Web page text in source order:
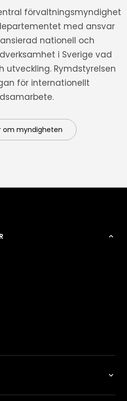
förvaltningsmyndighet
med ansvar
nationell och
i Sverige vad
utveckling. Rymdstyrelsen
för internationellt
om myndigheten